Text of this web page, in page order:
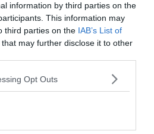
information by third parties on the
This information may
third parties on the IAB’s List of
that may further disclose it to other
Opt Outs
írjuk